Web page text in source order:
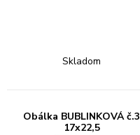
Skladom
Obálka BUBLINKOVÁ č.3
17x22,5